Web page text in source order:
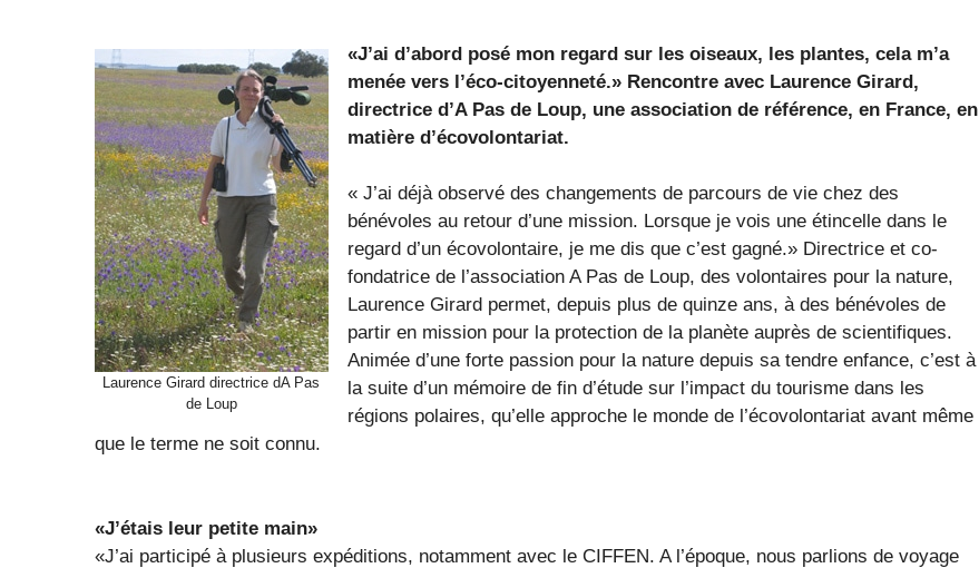
Laurence Girard directrice dA Pas
de Loup
«J’ai d’abord posé mon regard sur les oiseaux, les plantes, cela m’a
menée vers l’éco-citoyenneté.» Rencontre avec Laurence Girard,
directrice d’A Pas de Loup, une association de référence, en France, en
matière d’écovolontariat.
« J’ai déjà observé des changements de parcours de vie chez des
bénévoles au retour d’une mission. Lorsque je vois une étincelle dans le
regard d’un écovolontaire, je me dis que c’est gagné.» Directrice et co-
fondatrice de l’association A Pas de Loup, des volontaires pour la nature,
Laurence Girard permet, depuis plus de quinze ans, à des bénévoles de
partir en mission pour la protection de la planète auprès de scientifiques.
Animée d’une forte passion pour la nature depuis sa tendre enfance, c’est à
la suite d’un mémoire de fin d’étude sur l’impact du tourisme dans les
régions polaires, qu’elle approche le monde de l’écovolontariat avant même
que le terme ne soit connu.
«J’étais leur petite main»
«J’ai participé à plusieurs expéditions, notamment avec le CIFFEN. A l’époque, nous parlions de voyage